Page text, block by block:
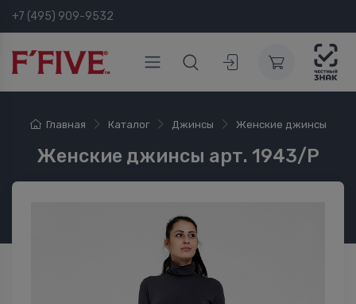
+7 (495) 909-9532
Главная Каталог Джинсы Женские джинсы
Женские джинсы арт. 1943/P